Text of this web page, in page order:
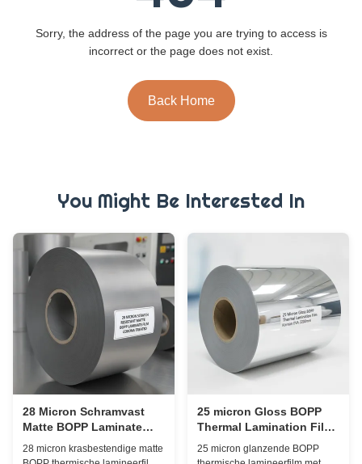
Sorry, the address of the page you are trying to access is
incorrect or the page does not exist.
Back Home
You Might Be Interested In
28 Micron Schramvast
Matte BOPP Laminate
Film Corona behandeld
28 micron krasbestendige matte
25 micron Gloss BOPP
Thermal Lamination Film
Koreaans EVA 2200mm
25 micron glanzende BOPP